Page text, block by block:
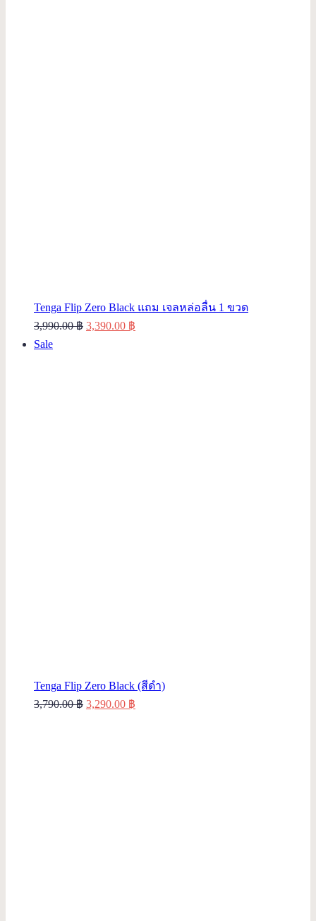
Tenga Flip Zero Black แถม เจลหล่อลื่น 1 ขวด
3,990.00฿ Original
3,390.00 ฿
SaleProduct
Tenga Flip Zero Black (สีดำ)
3,790.00฿ Original
3,290.00 ฿